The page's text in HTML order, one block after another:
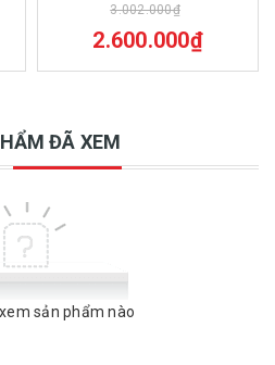
3.002.000₫
2.600.000₫
ĐÃ XEM
sản phẩm nào